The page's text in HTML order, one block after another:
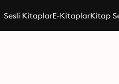
Sesli KitaplarE-KitaplarKitap